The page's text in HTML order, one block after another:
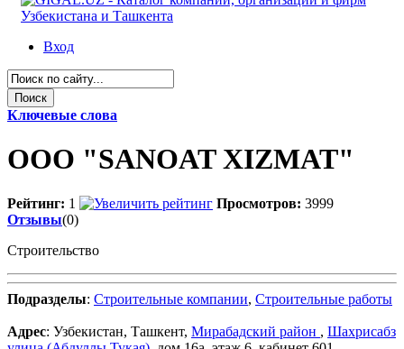
Вход
Ключевые слова
OOO "SANOAT XIZMAT"
Рейтинг: 1 Просмотров: 3999
Отзывы(0)
Строительство
Подразделы: Строительные компании, Строительные работы
Адрес: Узбекистан, Ташкент, Мирабадский район , Шахрисабз